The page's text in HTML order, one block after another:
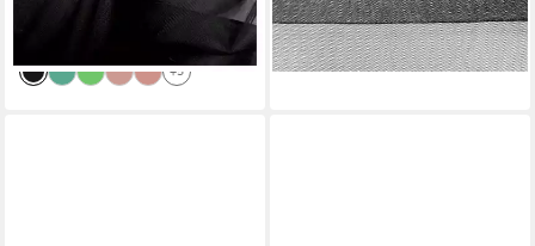
lieferbar - in 4-5 Werktagen bei dir
+5
+27